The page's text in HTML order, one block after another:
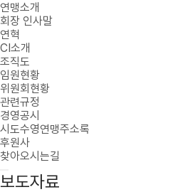
연맹소개
회장 인사말
연혁
CI소개
조직도
임원현황
위원회현황
관련규정
경영공시
시도수영연맹주소록
후원사
찾아오시는길
보도자료